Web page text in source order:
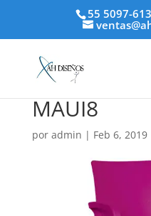
55 5097-
MAUI8
por admin | Feb 6, 2019